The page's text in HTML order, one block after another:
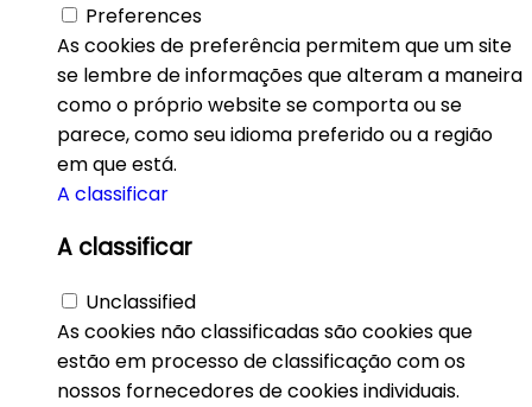
Preferences
As cookies de preferência permitem que um site
se lembre de informações que alteram a maneira
como o próprio website se comporta ou se
parece, como seu idioma preferido ou a região
em que está.
A classificar
A classificar
Unclassified
As cookies não classificadas são cookies que
estão em processo de classificação com os
nossos fornecedores de cookies individuais.